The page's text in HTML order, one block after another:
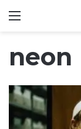
Menu
neon